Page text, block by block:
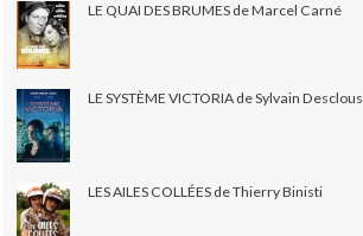
LE QUAI DES BRUMES de Marcel Carné
LE SYSTÈME VICTORIA de Sylvain Desclous
LES AILES COLLÉES de Thierry Binisti